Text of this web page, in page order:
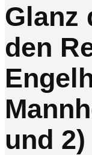
Glanz
den
und 2)